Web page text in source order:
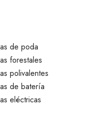
de poda
forestales
polivalentes
de batería
eléctricas